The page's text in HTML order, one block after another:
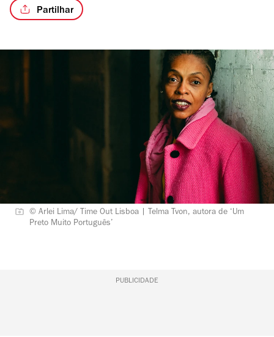
Partilhar
© Arlei Lima/ Time Out Lisboa | Telma Tvon, autora de ‘Um
Preto Muito Português’
PUBLICIDADE